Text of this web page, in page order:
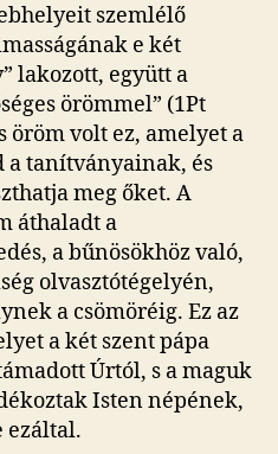
szemlélő
e két
lakozott, együtt a
örömmel” (1Pt
öröm volt ez, amelyet a
a tanítványainak, és
meg őket. A
áthaladt a
a bűnösökhöz való,
olvasztótégelyén,
a csömöréig. Ez az
a két szent pápa
Úrtól, s a maguk
Isten népének,
ezáltal.